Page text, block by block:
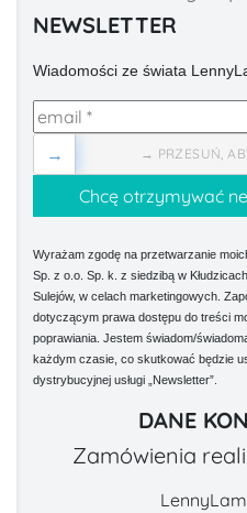
NEWSLETTER
Wiadomości ze świata
→ PRZESUŃ,
→
Wyrażam zgodę na przetwarzanie
Sp. z o.o. Sp. k. z siedzibą w
Sulejów, w celach marketingowych.
dotyczącym prawa dostępu do treści
poprawiania. Jestem świadom/
każdym czasie, co skutkować będzie
dystrybucyjnej usługi „Newsletter”.
DANE
Zamówienia